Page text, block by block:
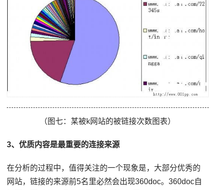
（图七：某被k网站的被链接次数图表）
3、优质内容是最重要的连接来源
在分析的过程中，值得关注的一个现象是，大部分优秀的
网站，链接的来源前5名里必然会出现360doc。360doc自